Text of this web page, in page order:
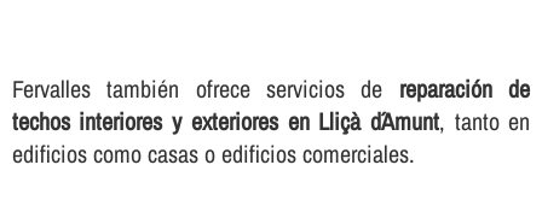
Fervalles también ofrece servicios de reparación de
techos interiores y exteriores en Lliçà d´Amunt, tanto en
edificios como casas o edificios comerciales.